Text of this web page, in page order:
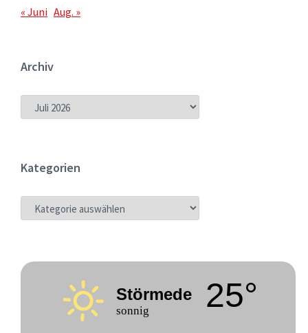
« Juni Aug. »
Archiv
ARCHIV
Kategorien
KATEGORIEN
Störmede
sonnig 25°